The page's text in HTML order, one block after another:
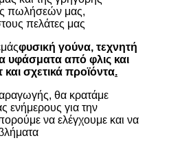
πωλήσεών μας,
πελάτες μας
φυσική γούνα, τεχνητή
υφάσματα από φλις και
σχετικά προϊόντα.
θα κρατάμε
ενήμερους για την
να ελέγχουμε και να